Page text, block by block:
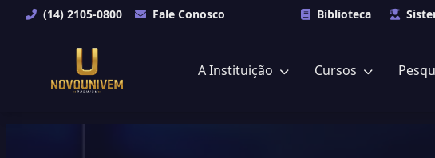
(14) 2105-0800 Fale Conosco Biblioteca
A Instituição Cursos